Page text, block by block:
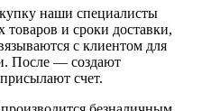
наши специалисты
и сроки доставки,
с клиентом для
После — создают
счет.